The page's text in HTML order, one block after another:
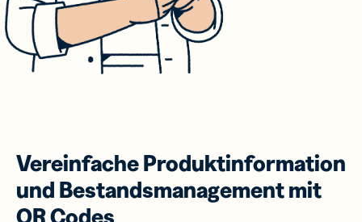
Vereinfache Produktinformation
und Bestandsmanagement mit
QR Codes